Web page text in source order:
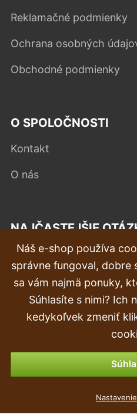
Reklamačné podmienky
Ochrana osobných
Obchodné podmienky
O SPOLOČNOSTI
Kontakt
O nás
NAJČASTEJŠIE
Reklamácia
Doprava a doručenie
Objednávka
Vrátenie tovaru &
Náš e-shop používa
správne fungoval, dobre
sa vám najmä ponuky,
Súhlasíte s nimi? Ich
kedykoľvek zmeniť